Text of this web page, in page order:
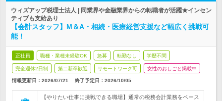
ウィズアップ税理士法人 | 同業界や金融業界からの転職者が活躍★インセン
ティブも支給あり
【会計スタッフ】M＆A・相続・医療経営支援など幅広く挑戦可
能！
正社員 職種・業種未経験OK 急募 転勤なし 学歴不問
完全週休2日制 第二新卒歓迎 リモートワーク可 女性のおしごと掲載中
情報更新日：2026/07/21 終了予定日： 2026/10/05
【やりたい仕事に挑戦できる職場】通常の税務会計業務をベース